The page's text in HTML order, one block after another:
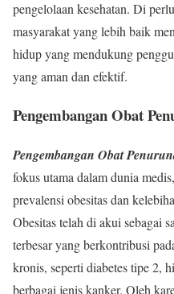
pengelolaan kesehatan. Di
masyarakat yang lebih baik
hidup yang mendukung
yang aman dan efektif.
Pengembangan Obat
Pengembangan Obat
fokus utama dalam dunia
prevalensi obesitas dan
Obesitas telah di akui sebagai
terbesar yang berkontribusi
kronis, seperti diabetes tipe 2,
berbagai jenis kanker. Oleh